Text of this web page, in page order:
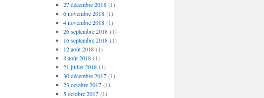
27 décembre 2018(1)
6 novembre 2018(1)
4 novembre 2018(1)
26 septembre 2018(1)
16 septembre 2018(1)
12 août 2018(1)
8 août 2018(1)
21 juillet 2018(1)
30 décembre 2017(1)
23 octobre 2017(1)
5 octobre 2017(1)